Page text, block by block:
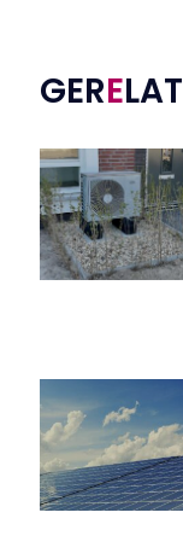
GERE